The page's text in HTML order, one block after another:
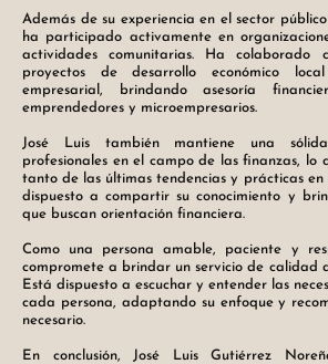
Además de su experiencia en el sector
ha participado activamente en
actividades comunitarias. Ha colaborado
proyectos de desarrollo económico
empresarial, brindando asesoría
emprendedores y microempresarios.
José Luis también mantiene una
profesionales en el campo de las finanzas, lo
tanto de las últimas tendencias y prácticas en
dispuesto a compartir su conocimiento y
que buscan orientación financiera.
Como una persona amable, paciente y
compromete a brindar un servicio de calidad
Está dispuesto a escuchar y entender las
cada persona, adaptando su enfoque y
necesario.
En conclusión, José Luis Gutiérrez